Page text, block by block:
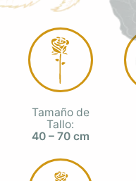
Tamaño de
Tallo:
40 – 70 cm